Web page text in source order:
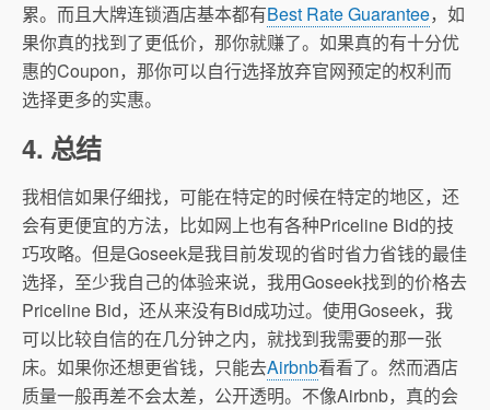
累。而且大牌连锁酒店基本都有Best Rate Guarantee，如
果你真的找到了更低价，那你就赚了。如果真的有十分优
惠的Coupon，那你可以自行选择放弃官网预定的权利而
选择更多的实惠。
4. 总结
我相信如果仔细找，可能在特定的时候在特定的地区，还
会有更便宜的方法，比如网上也有各种Priceline Bid的技
巧攻略。但是Goseek是我目前发现的省时省力省钱的最佳
选择，至少我自己的体验来说，我用Goseek找到的价格去
Priceline Bid，还从来没有Bid成功过。使用Goseek，我
可以比较自信的在几分钟之内，就找到我需要的那一张
床。如果你还想更省钱，只能去Airbnb看看了。然而酒店
质量一般再差不会太差，公开透明。不像Airbnb，真的会